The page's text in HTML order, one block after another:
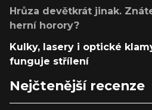
Hrůza devětkrát jinak.
herní horory?
Kulky, lasery i optické
funguje střílení
Nejčtenější recenze